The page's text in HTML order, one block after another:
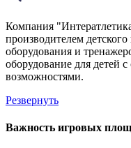
Компания
производителем
оборудования и
оборудование для детей
возможностями.
Резвернуть
Важность игровых